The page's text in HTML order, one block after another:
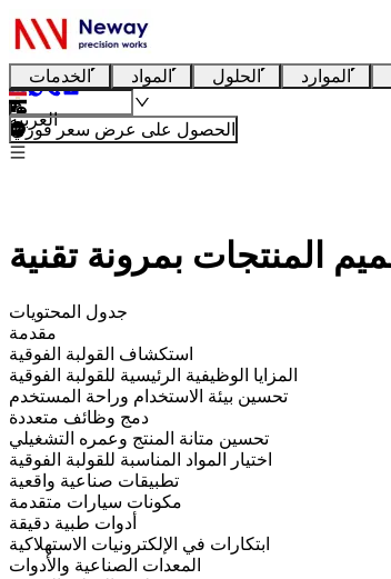
الخدمات المواد الحلول الموارد
العربية
الحصول على عرض سعر فوري
جدول المحتويات
مقدمة
استكشاف القولبة الفوقية
المزايا الوظيفية الرئيسية للقولبة الفوقية
تحسين بيئة الاستخدام وراحة المستخدم
دمج وظائف متعددة
تحسين متانة المنتج وعمره التشغيلي
اختيار المواد المناسبة للقولبة الفوقية
تطبيقات صناعية واقعية
مكونات سيارات متقدمة
أدوات طبية دقيقة
ابتكارات في الإلكترونيات الاستهلاكية
المعدات الصناعية والأدوات